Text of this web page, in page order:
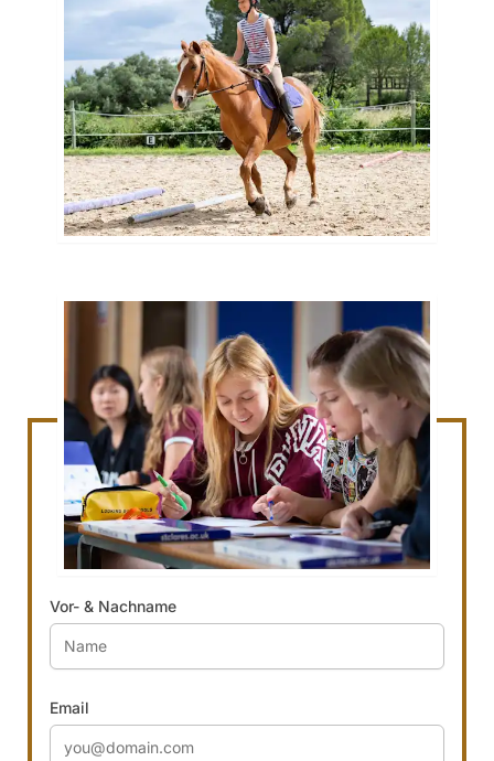
Sie suchen eine passende
Summer School?
Schreiben Sie uns eine Nachricht.
Vor- & Nachname
Email